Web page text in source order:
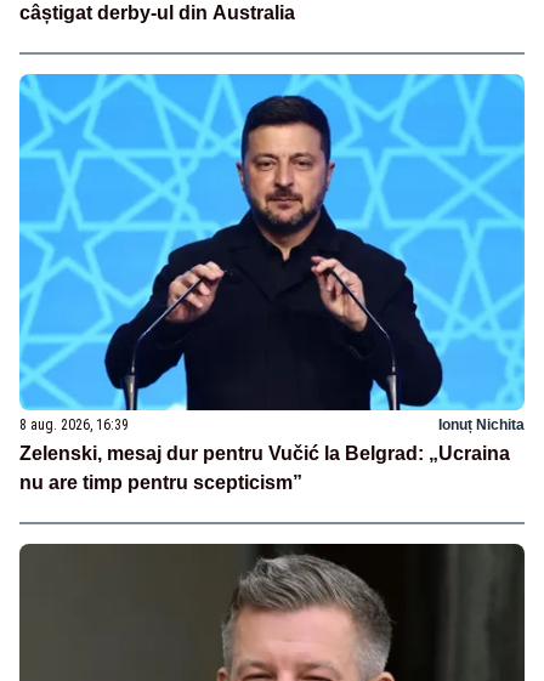
câștigat derby-ul din Australia
8 aug. 2026, 16:39 Ionuț Nichita
Zelenski, mesaj dur pentru Vučić la Belgrad: „Ucraina
nu are timp pentru scepticism”